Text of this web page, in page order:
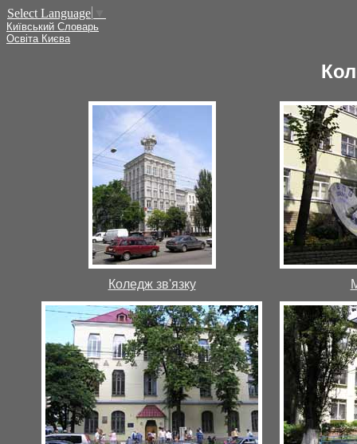
Select Language
Київський Словарь
Освіта Києва
Коледж зв'язку